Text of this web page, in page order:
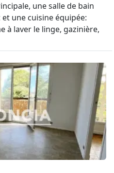
une salle de bain
une cuisine équipée:
à laver le linge, gazinière,